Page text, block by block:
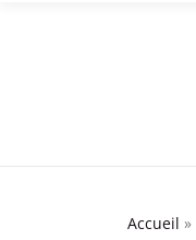
Accueil »